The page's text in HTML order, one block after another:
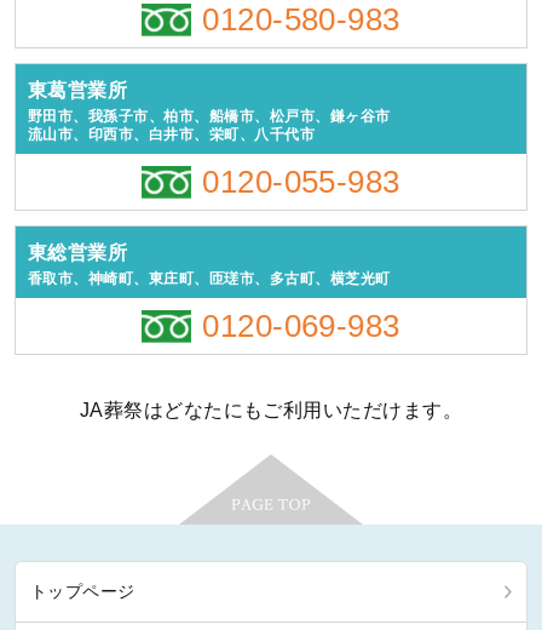
0120-580-983
東葛営業所
野田市、我孫子市、柏市、船橋市、松戸市、鎌ヶ谷市
流山市、印西市、白井市、栄町、八千代市
0120-055-983
東総営業所
香取市、神崎町、東庄町、匝瑳市、多古町、横芝光町
0120-069-983
JA葬祭はどなたにもご利用いただけます。
トップページ